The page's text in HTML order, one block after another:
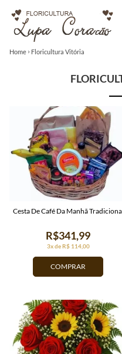
Home Floricultura Vitória
COMPRAR
3x de R$ 114,00
R$341,99
Cesta De Café Da Manhã